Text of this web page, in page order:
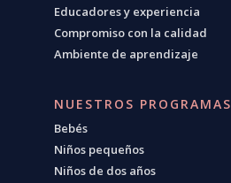
Educadores y experiencia
Compromiso con la calidad
Ambiente de aprendizaje
NUESTROS PROGRAMAS
Bebés
Niños pequeños
Niños de dos años